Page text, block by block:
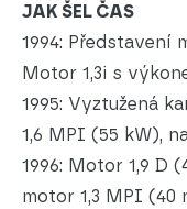
JAK ŠEL ČAS
1994: Představení
Motor 1,3i s
1995: Vyztužená
1,6 MPI (55 kW),
1996: Motor 1,9 D
motor 1,3 MPI (40